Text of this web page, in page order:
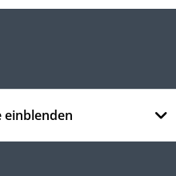
einblenden